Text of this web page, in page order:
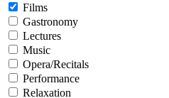
Films
Gastronomy
Lectures
Music
Opera/Recitals
Performance
Relaxation